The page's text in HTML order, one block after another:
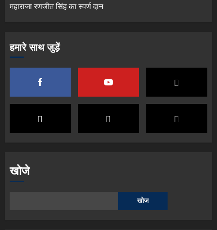
महाराजा रणजीत सिंह का स्वर्ण दान
हमारे साथ जुड़ें
खोजे
खोज